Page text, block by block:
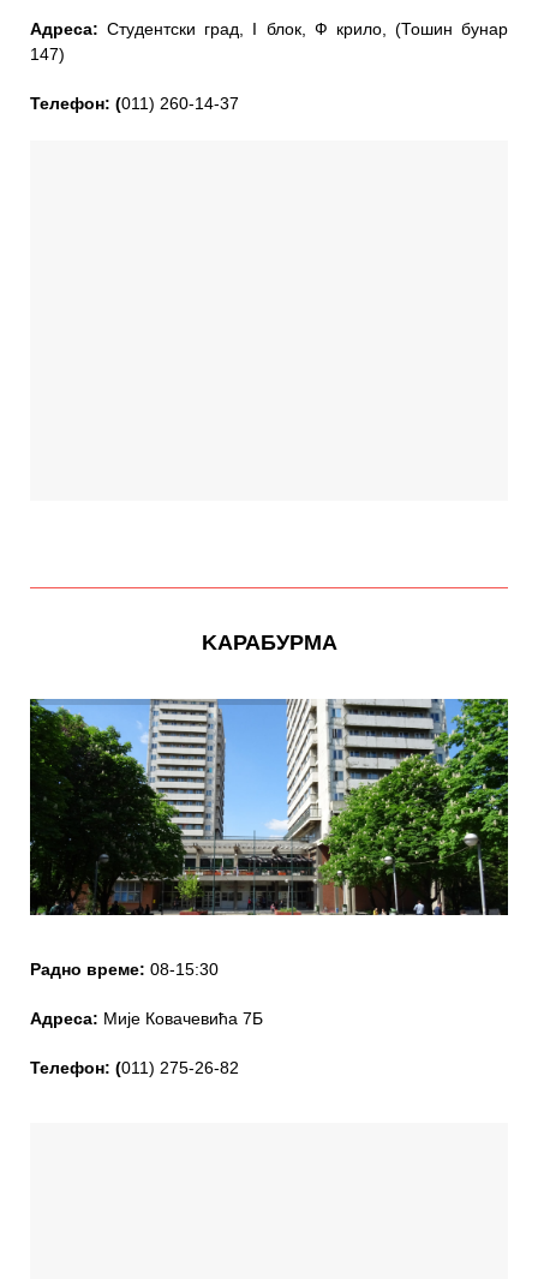
Адреса:Студентски град, I блок, Ф крило, (Тошин бунар
147)
Teлефон: (011) 260-14-37
KАРАБУРМА
Радно време: 08-15:30
Адреса: Мије Ковачевића 7Б
Teлефон: (011) 275-26-82